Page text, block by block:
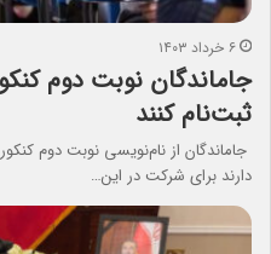
۶ خرداد ۱۴۰۳
ثبت‌نام کنند
دارند برای شرکت در این…